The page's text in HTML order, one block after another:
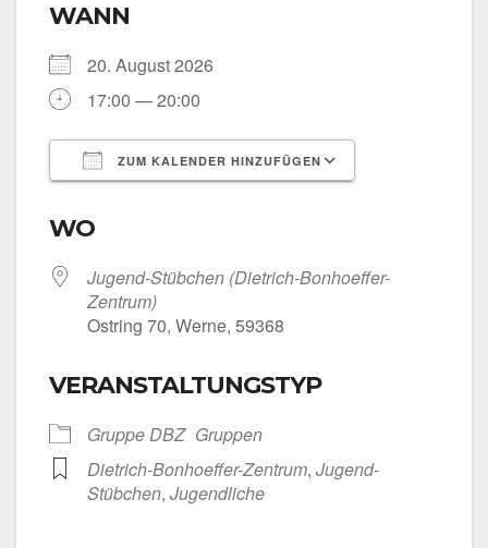
WANN
20. August 2026
17:00 — 20:00
ZUM KALENDER HINZUFÜGEN
WO
Jugend-Stübchen (Dietrich-Bonhoeffer-
Zentrum)
Ost­ring 70, Wer­ne, 59368
VERANSTALTUNGSTYP
Grup­pe DBZ Grup­pen
Dietrich-Bonhoeffer-Zentrum, Jugend-
Stübchen, Jugend­li­che